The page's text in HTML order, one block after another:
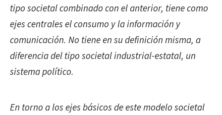
tipo societal combinado con el anterior, tiene como
ejes centrales el consumo y la información y
comunicación. No tiene en su definición misma, a
diferencia del tipo societal industrial-estatal, un
sistema político.
En torno a los ejes básicos de este modelo societal